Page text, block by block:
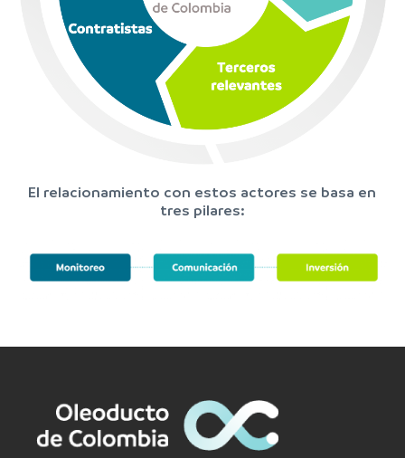
El relacionamiento con estos actores se basa en
tres pilares: